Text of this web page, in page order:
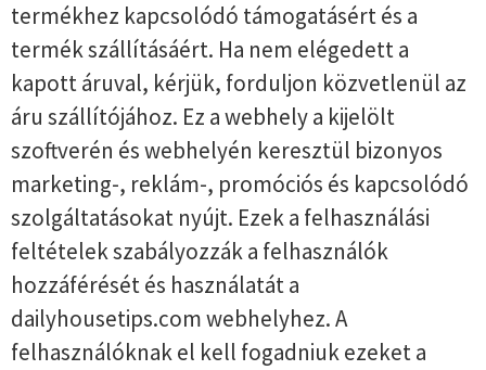
termékhez kapcsolódó támogatásért és a
termék szállításáért. Ha nem elégedett a
kapott áruval, kérjük, forduljon közvetlenül az
áru szállítójához. Ez a webhely a kijelölt
szoftverén és webhelyén keresztül bizonyos
marketing-, reklám-, promóciós és kapcsolódó
szolgáltatásokat nyújt. Ezek a felhasználási
feltételek szabályozzák a felhasználók
hozzáférését és használatát a
dailyhousetips.com webhelyhez. A
felhasználóknak el kell fogadniuk ezeket a